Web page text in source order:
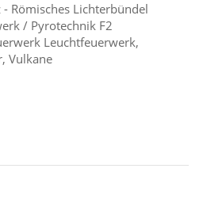
Römisches Lichterbündel
/ Pyrotechnik F2
Leuchtfeuerwerk,
Vulkane